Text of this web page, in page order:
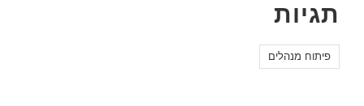
תגיות
פיתוח מנהלים